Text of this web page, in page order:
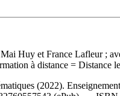
Huy et France Lafleur ;
à distance = Distance
(2022).